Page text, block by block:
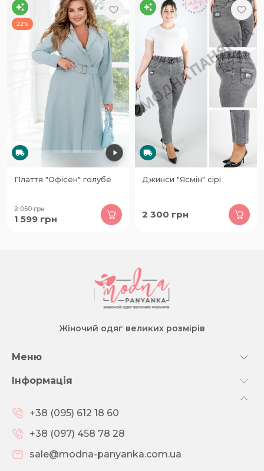
22%
Плаття "Офісен" голубе
2 050грн
1 599 грн
Джинси "Ясмін" сірі
2 300 грн
Жіночий одяг великих розмірів
Меню
Інформація
+38 (095) 612 18 60
+38 (097) 458 78 28
sale@modna-panyanka.com.ua